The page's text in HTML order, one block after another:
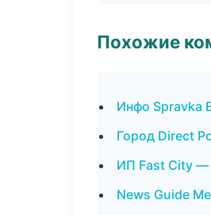
Похожие
Инфо Spravka
Город Direct
ИП Fast City —
News Guide